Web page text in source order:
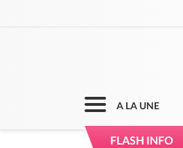
A LA UNE
FLASH INFO